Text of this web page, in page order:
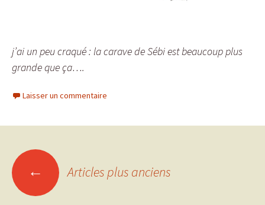
j’ai un peu craqué : la carave de Sébi est beaucoup plus
grande que ça….
Laisser un commentaire
Navigation
← Articles plus anciens